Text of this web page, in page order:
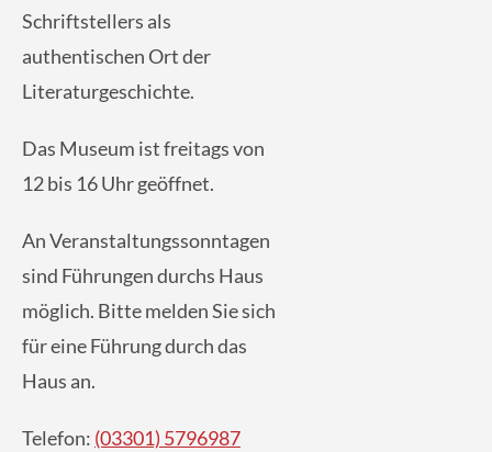
Schriftstellers als
authentischen Ort der
Literaturgeschichte.
Das Museum ist freitags von
12 bis 16 Uhr geöffnet.
An Veranstaltungssonntagen
sind Führungen durchs Haus
möglich. Bitte melden Sie sich
für eine Führung durch das
Haus an.
Telefon: (03301) 5796987